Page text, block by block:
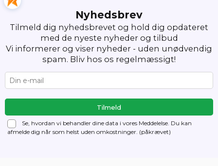
Nyhedsbrev
Tilmeld dig nyhedsbrevet og hold dig opdateret
med de nyeste nyheder og tilbud
Vi informerer og viser nyheder - uden unødvendig
spam. Bliv hos os regelmæssigt!
Se, hvordan vi behandler dine data i vores Meddelelse. Du kan
afmelde dig når som helst uden omkostninger. (påkrævet)